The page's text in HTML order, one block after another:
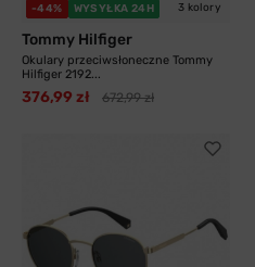
-44% WYSYŁKA 24H 3 kolory
Tommy Hilfiger
Okulary przeciwsłoneczne Tommy
Hilfiger 2192...
376,99 zł 672,99 zł